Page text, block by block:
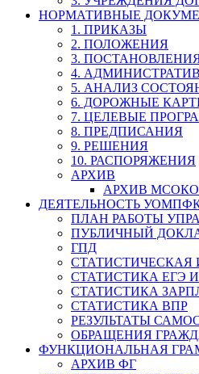
НОРМАТИВНЫЕ
1. ПРИКАЗЫ
2. ПОЛОЖЕНИЯ
3.
4.
5. АНАЛИЗ
6. ДОРОЖНЫЕ
7. ЦЕЛЕВЫЕ
8. ПРЕДПИСАНИЯ
9. РЕШЕНИЯ
10. РАСПОРЯЖЕНИЯ
АРХИВ
АРХИВ МСОКО
ДЕЯТЕЛЬНОСТЬ
ПЛАН РАБОТЫ
ПУБЛИЧНЫЙ
ГПД
СТАТИСТИКА ЕГЭ
СТАТИСТИКА
СТАТИСТИКА ВПР
РЕЗУЛЬТАТЫ
ОБРАЩЕНИЯ
ФУНКЦИОНАЛЬНАЯ
АРХИВ ФГ